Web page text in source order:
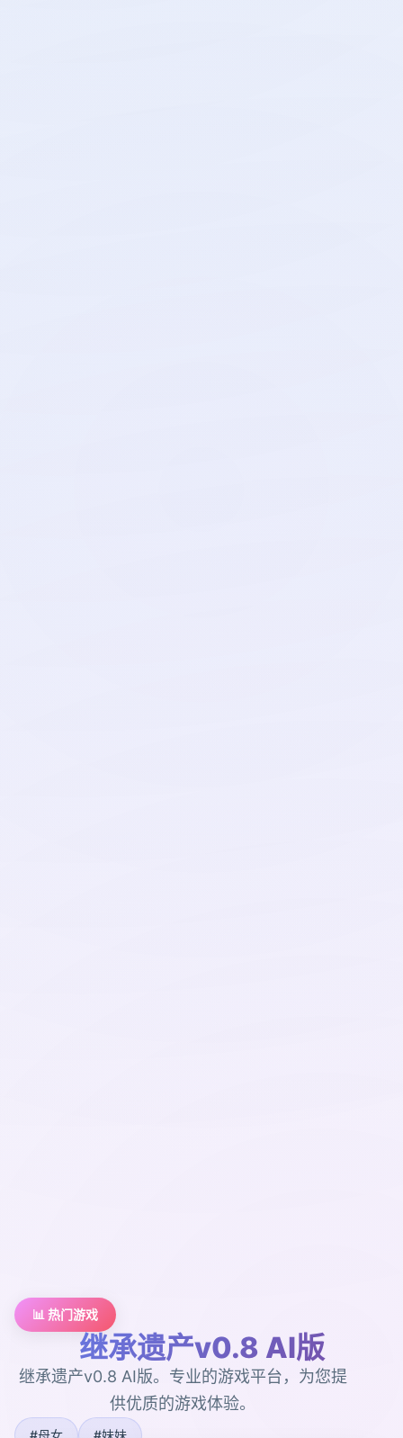
📊 热门游戏
继承遗产v0.8 AI版
继承遗产v0.8 AI版。专业的游戏平台，为您提
供优质的游戏体验。
#母女 #妹妹